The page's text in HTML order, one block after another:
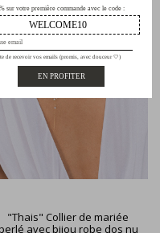
"Thais" Collier de mariée
avec bijou robe dos nu
de recevoir vos emails (promis, avec douceur 🤍)
sur votre première commande avec le code :
WELCOME10